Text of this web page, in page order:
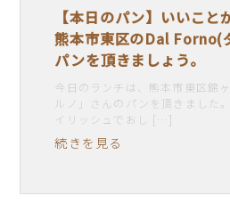
【本日のパン】いいこと
熊本市東区のDal Forno(
パンを頂きましょう。
今日のランチは、熊本市東区錦
ルノ」さんのパンを頂きました
イリッシュでおし […]
続きを見る